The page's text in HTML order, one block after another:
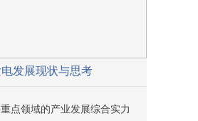
发展现状与思考
点领域的产业发展综合实力